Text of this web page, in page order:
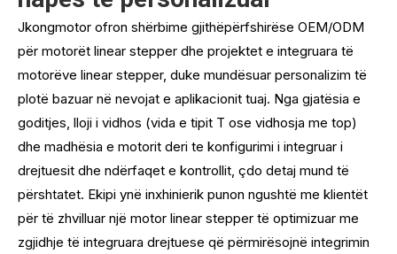
Jkongmotor ofron shërbime gjithëpërfshirëse OEM/ODM
për motorët linear stepper dhe projektet e integruara të
motorëve linear stepper, duke mundësuar personalizim të
plotë bazuar në nevojat e aplikacionit tuaj. Nga gjatësia e
goditjes, lloji i vidhos (vida e tipit T ose vidhosja me top)
dhe madhësia e motorit deri te konfigurimi i integruar i
drejtuesit dhe ndërfaqet e kontrollit, çdo detaj mund të
përshtatet. Ekipi ynë inxhinierik punon ngushtë me klientët
për të zhvilluar një motor linear stepper të optimizuar me
zgjidhje të integruara drejtuese që përmirësojnë integrimin